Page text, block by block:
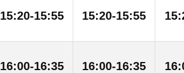
15:20-15:55 15:20-15:55
16:00-16:35 16:00-16:35